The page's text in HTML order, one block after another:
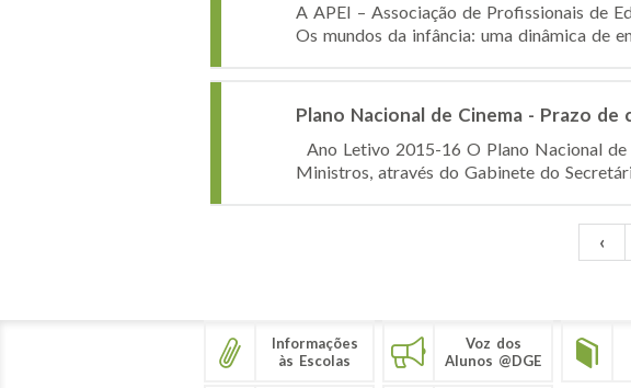
A APEI – Associação de Profissionais de
Os mundos da infância: uma dinâmica de
Plano Nacional de Cinema - Prazo de
Ano Letivo 2015-16 O Plano Nacional
Ministros, através do Gabinete do
‹
Informações
às Escolas
Voz dos
Alunos @DGE